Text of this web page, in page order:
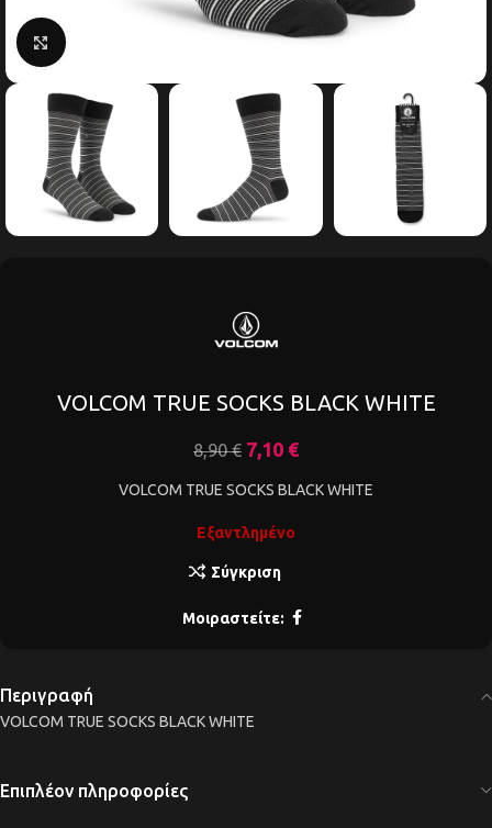
Κάντε κλικ για μεγέθυνση
VOLCOM TRUE SOCKS BLACK WHITE
8,90€ 7,10 €
VOLCOM TRUE SOCKS BLACK WHITE
Εξαντλημένο
Σύγκριση
Μοιραστείτε:
Περιγραφή
VOLCOM TRUE SOCKS BLACK WHITE
Επιπλέον πληροφορίες